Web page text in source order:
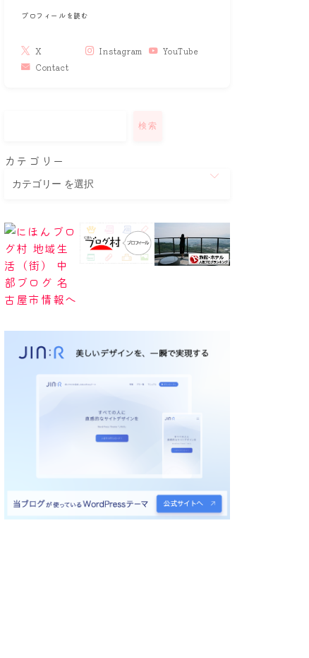
プロフィールを読む
X Instagram
YouTube
Contact
検索
カテゴリー